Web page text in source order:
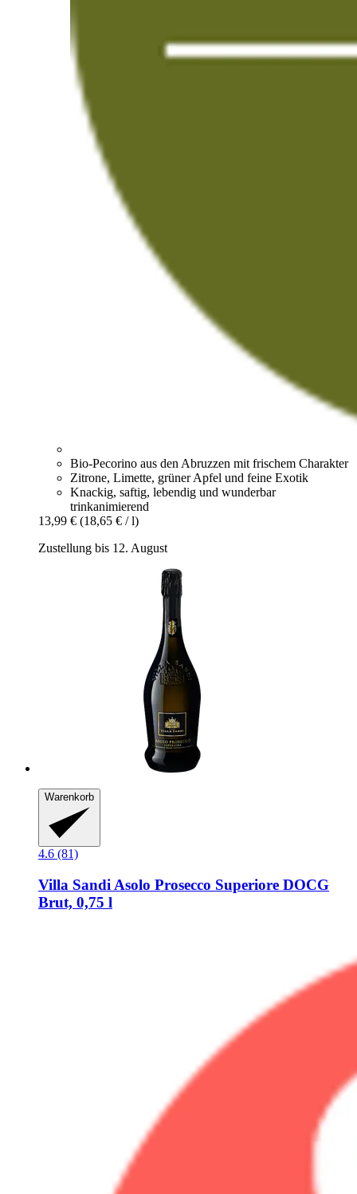
Bio-Pecorino aus den Abruzzen mit frischem Charakter
Zitrone, Limette, grüner Apfel und feine Exotik
Knackig, saftig, lebendig und wunderbar
trinkanimierend
13,99 € (18,65 € / l)
Zustellung bis 12. August
Warenkorb
4.6 (81)
Villa Sandi Asolo Prosecco Superiore DOCG
Brut, 0,75 l